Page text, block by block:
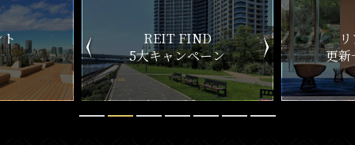
ン
リアルタイム
更新一覧チェック
新